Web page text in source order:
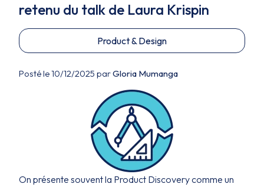
retenu du talk de Laura Krispin
Product & Design
Posté le 10/12/2025 parGloria Mumanga
On présente souvent la Product Discovery comme un